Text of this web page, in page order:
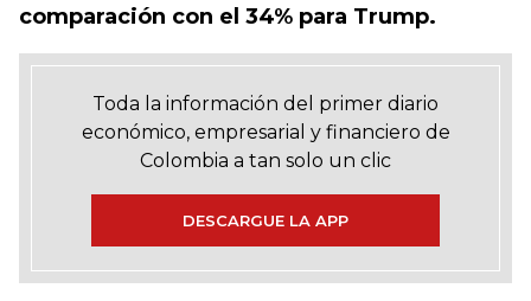
comparación con el 34% para Trump.
Toda la información del primer diario
económico, empresarial y financiero de
Colombia a tan solo un clic
DESCARGUE LA APP